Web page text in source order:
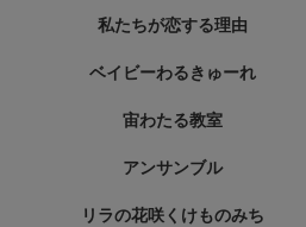
私たちが恋する理由
ベイビーわるきゅーれ
宙わたる教室
アンサンブル
リラの花咲くけものみち